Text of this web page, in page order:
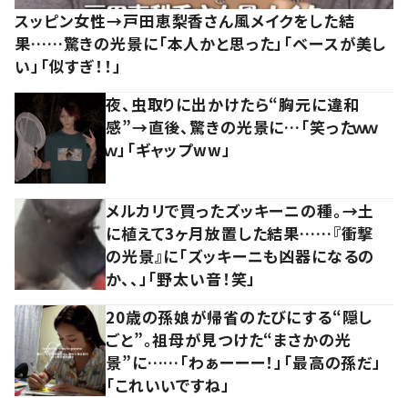
スッピン女性→戸田恵梨香さん風メイクをした結
果……驚きの光景に「本人かと思った」「ベースが美し
い」「似すぎ！！」
夜、虫取りに出かけたら“胸元に違和
感”→直後、驚きの光景に…「笑ったｗｗ
ｗ」「ギャップww」
メルカリで買ったズッキーニの種。→土
に植えて3ヶ月放置した結果……『衝撃
の光景』に「ズッキーニも凶器になるの
か、、」「野太い音！笑」
20歳の孫娘が帰省のたびにする“隠し
ごと”。祖母が見つけた“まさかの光
景”に……「わぁーーー！」「最高の孫だ」
「これいいですね」